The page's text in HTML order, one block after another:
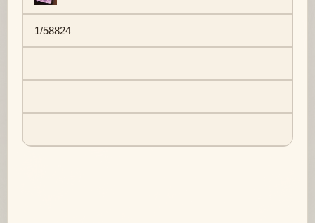
1/58824